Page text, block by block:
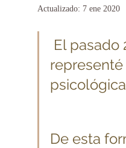
Actualizado: 7 ene 2020
De esta